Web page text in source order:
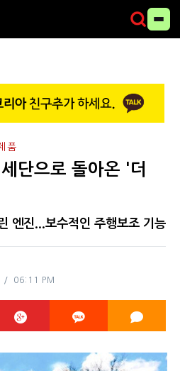
품
단으로 돌아온 '더
엔진...보수적인 주행보조 기능
06:11 PM